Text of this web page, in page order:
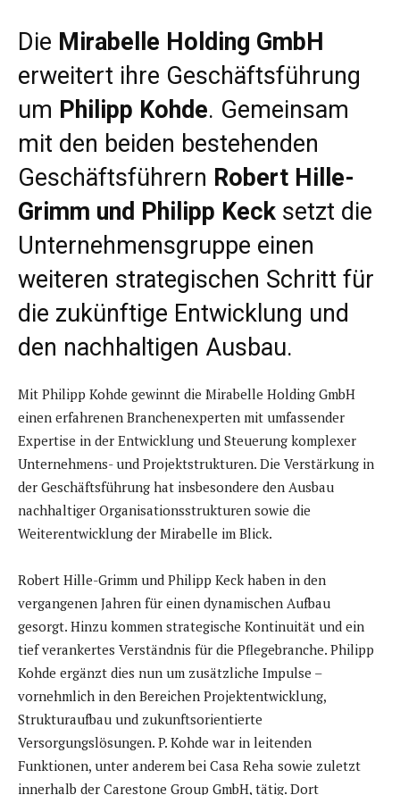
Die Mirabelle Holding GmbH
erweitert ihre Geschäftsführung
um Philipp Kohde. Gemeinsam
mit den beiden bestehenden
Geschäftsführern Robert Hille-
Grimm und Philipp Keck setzt die
Unternehmensgruppe einen
weiteren strategischen Schritt für
die zukünftige Entwicklung und
den nachhaltigen Ausbau.
Mit Philipp Kohde gewinnt die Mirabelle Holding GmbH
einen erfahrenen Branchenexperten mit umfassender
Expertise in der Entwicklung und Steuerung komplexer
Unternehmens- und Projektstrukturen. Die Verstärkung in
der Geschäftsführung hat insbesondere den Ausbau
nachhaltiger Organisationsstrukturen sowie die
Weiterentwicklung der Mirabelle im Blick.
Robert Hille-Grimm und Philipp Keck haben in den
vergangenen Jahren für einen dynamischen Aufbau
gesorgt. Hinzu kommen strategische Kontinuität und ein
tief verankertes Verständnis für die Pflegebranche. Philipp
Kohde ergänzt dies nun um zusätzliche Impulse –
vornehmlich in den Bereichen Projektentwicklung,
Strukturaufbau und zukunftsorientierte
Versorgungslösungen. P. Kohde war in leitenden
Funktionen, unter anderem bei Casa Reha sowie zuletzt
innerhalb der Carestone Group GmbH, tätig. Dort